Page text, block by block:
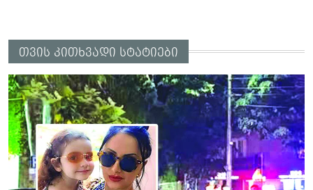
თვის კითხვადი სტატიები